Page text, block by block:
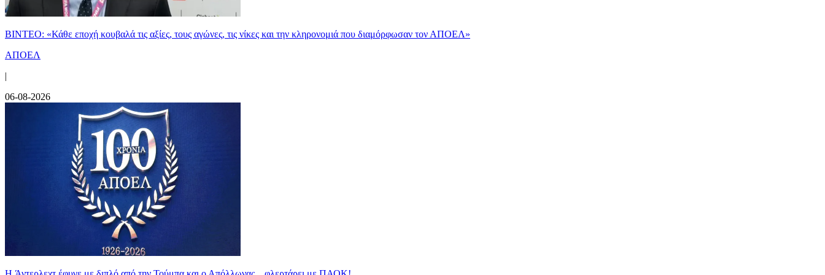
ΒΙΝΤΕΟ: «Κάθε εποχή κουβαλά τις αξίες, τους αγώνες, τις νίκες και την κληρονομιά που διαμόρφωσαν τον ΑΠΟΕΛ»
ΑΠΟΕΛ
|
06-08-2026